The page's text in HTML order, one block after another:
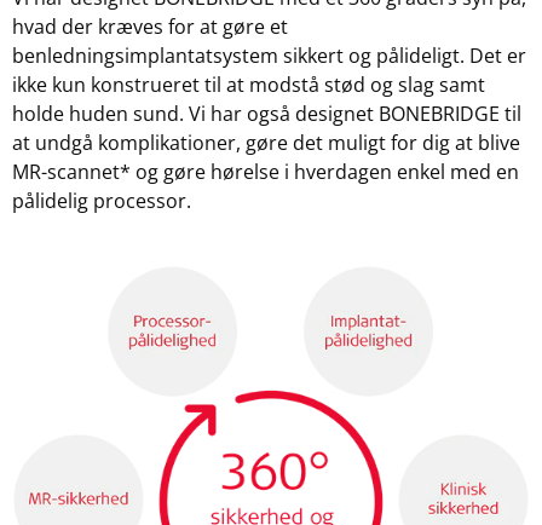
hvad der kræves for at gøre et
benledningsimplantatsystem sikkert og pålideligt. Det er
ikke kun konstrueret til at modstå stød og slag samt
holde huden sund. Vi har også designet BONEBRIDGE til
at undgå komplikationer, gøre det muligt for dig at blive
MR-scannet* og gøre hørelse i hverdagen enkel med en
pålidelig processor.